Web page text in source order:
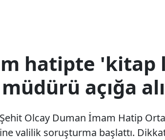
hatipte 'kitap
açığa
Olcay Duman İmam Hatip
valilik soruşturma başlattı.